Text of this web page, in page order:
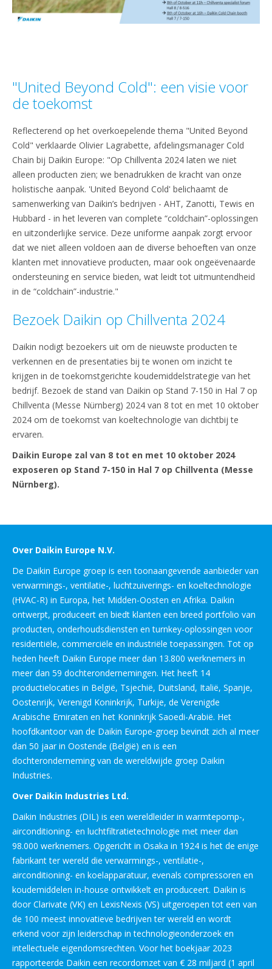
"United Beyond Cold": een visie voor
de toekomst
Reflecterend op het overkoepelende thema "United Beyond
Cold" verklaarde Olivier Lagrabette, afdelingsmanager Cold
Chain bij Daikin Europe: "Op Chillventa 2024 laten we niet
alleen producten zien; we benadrukken de kracht van onze
holistische aanpak. 'United Beyond Cold' belichaamt de
samenwerking van Daikin’s bedrijven - AHT, Zanotti, Tewis en
Hubbard - in het leveren van complete “coldchain”-oplossingen
en uitzonderlijke service. Deze uniforme aanpak zorgt ervoor
dat we niet alleen voldoen aan de diverse behoeften van onze
klanten met innovatieve producten, maar ook ongeëvenaarde
ondersteuning en service bieden, wat leidt tot uitmuntendheid
in de “coldchain”-industrie."
Bezoek Daikin op Chillventa 2024
Daikin nodigt bezoekers uit om de nieuwste producten te
verkennen en de presentaties bij te wonen om inzicht te
krijgen in de toekomstgerichte koudemiddelstrategie van het
bedrijf. Bezoek de stand van Daikin op Stand 7-150 in Hal 7 op
Chillventa (Messe Nürnberg) 2024 van 8 tot en met 10 oktober
2024 om de toekomst van koeltechnologie van dichtbij te
ervaren.
Daikin Europe zal van 8 tot en met 10 oktober 2024
exposeren op Stand 7-150 in Hal 7 op Chillventa (Messe
Nürnberg).
Over Daikin Europe N.V.
De Daikin Europe groep is een toonaangevende aanbieder van
verwarmings-, ventilatie-, luchtzuiverings- en koeltechnologie
(HVAC-R) in Europa, het Midden-Oosten en Afrika. Daikin
ontwerpt, produceert en biedt klanten een breed portfolio van
producten, onderhoudsdiensten en turnkey-oplossingen voor
residentiële, commerciële en industriële toepassingen. Tot op
heden heeft Daikin Europe meer dan 13.800 werknemers in
meer dan 59 dochterondernemingen. Het heeft 14
productielocaties in België, Tsjechië, Duitsland, Italië, Spanje,
Oostenrijk, Verenigd Koninkrijk, Turkije, de Verenigde
Arabische Emiraten en het Koninkrijk Saoedi-Arabië. Het
hoofdkantoor van de Daikin Europe-groep bevindt zich al meer
dan 50 jaar in Oostende (België) en is een
dochteronderneming van de wereldwijde groep Daikin
Industries.
Over Daikin Industries Ltd.
Daikin Industries (DIL) is een wereldleider in warmtepomp-,
airconditioning- en luchtfiltratietechnologie met meer dan
98.000 werknemers. Opgericht in Osaka in 1924 is het de enige
fabrikant ter wereld die verwarmings-, ventilatie-,
airconditioning- en koelapparatuur, evenals compressoren en
koudemiddelen in-house ontwikkelt en produceert. Daikin is
door Clarivate (VK) en LexisNexis (VS) uitgeroepen tot een van
de 100 meest innovatieve bedrijven ter wereld en wordt
erkend voor zijn leiderschap in technologieonderzoek en
intellectuele eigendomsrechten. Voor het boekjaar 2023
rapporteerde Daikin een recordomzet van € 28 miljard (1 april